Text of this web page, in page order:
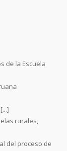
de la Escuela
rurales,
del proceso de